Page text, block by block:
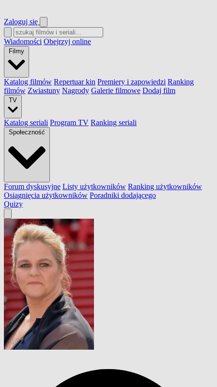
Zaloguj się
Wiadomości Obejrzyj online
Filmy
Katalog filmów Repertuar kin Premiery i zapowiedzi Ranking
filmów Zwiastuny Nagrody Galerie filmowe Dodaj film
TV
Katalog seriali Program TV Ranking seriali
Społeczność
Forum dyskusyjne Listy użytkowników Ranking użytkowników
Osiągnięcia użytkowników Poradniki dodającego
Quizy